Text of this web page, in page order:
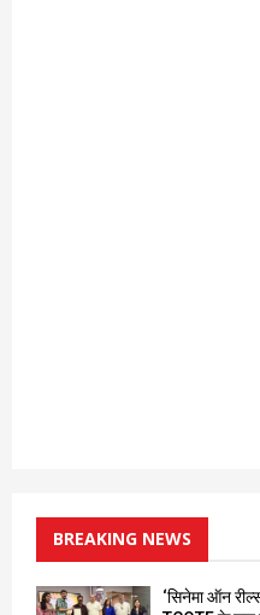
BREAKING NEWS
‘सिनेमा ऑन